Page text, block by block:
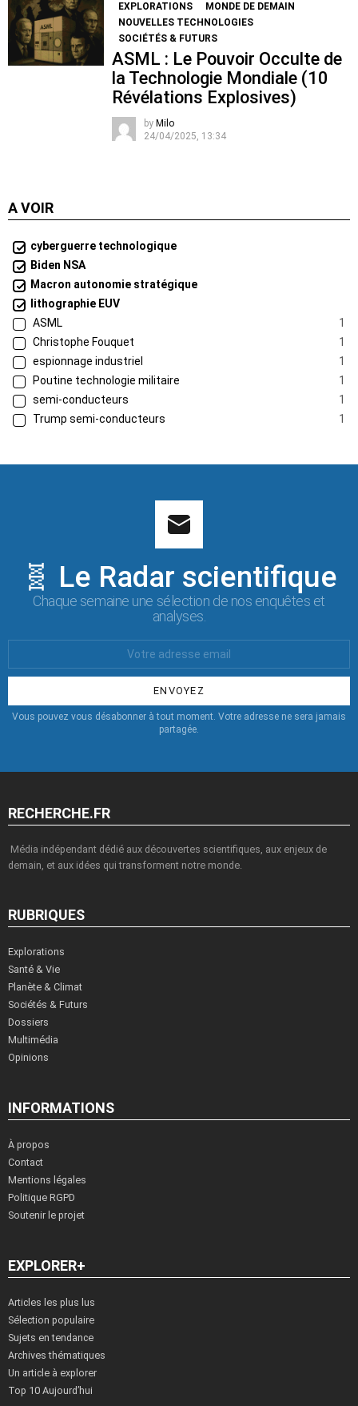
EXPLORATIONS
MONDE DE DEMAIN
NOUVELLES TECHNOLOGIES
SOCIÉTÉS & FUTURS
ASML : Le Pouvoir Occulte de
la Technologie Mondiale (10
Révélations Explosives)
by Milo
24/04/2025, 13:34
A VOIR
cyberguerre technologique
Biden NSA
Macron autonomie stratégique
lithographie EUV
ASML
1
Christophe Fouquet
1
espionnage industriel
1
Poutine technologie militaire
1
semi-conducteurs
1
Trump semi-conducteurs
1
🧬 Le Radar scientifique
Chaque semaine une sélection de nos enquêtes et
analyses.
:
Vous pouvez vous désabonner à tout moment. Votre adresse ne sera jamais
partagée.
RECHERCHE.FR
Média indépendant dédié aux découvertes scientifiques, aux enjeux de
demain, et aux idées qui transforment notre monde.
RUBRIQUES
Explorations
Santé & Vie
Planète & Climat
Sociétés & Futurs
Dossiers
Multimédia
Opinions
INFORMATIONS
À propos
Contact
Mentions légales
Politique RGPD
Soutenir le projet
EXPLORER+
Articles les plus lus
Sélection populaire
Sujets en tendance
Archives thématiques
Un article à explorer
Top 10 Aujourd’hui